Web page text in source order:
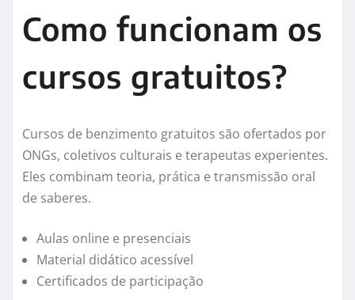
Como funcionam os
cursos gratuitos?
Cursos de benzimento gratuitos são ofertados por
ONGs, coletivos culturais e terapeutas experientes.
Eles combinam teoria, prática e transmissão oral
de saberes.
Aulas online e presenciais
Material didático acessível
Certificados de participação